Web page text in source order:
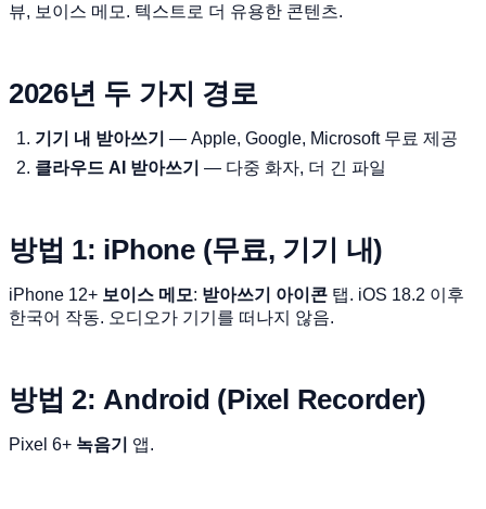
뷰, 보이스 메모. 텍스트로 더 유용한 콘텐츠.
2026년 두 가지 경로
기기 내 받아쓰기 — Apple, Google, Microsoft 무료 제공
클라우드 AI 받아쓰기 — 다중 화자, 더 긴 파일
방법 1: iPhone (무료, 기기 내)
iPhone 12+ 보이스 메모: 받아쓰기 아이콘 탭. iOS 18.2 이후
한국어 작동. 오디오가 기기를 떠나지 않음.
방법 2: Android (Pixel Recorder)
Pixel 6+ 녹음기 앱.